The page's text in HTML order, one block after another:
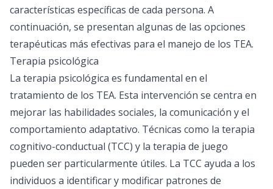
características específicas de cada persona. A
continuación, se presentan algunas de las opciones
terapéuticas más efectivas para el manejo de los TEA.
Terapia psicológica
La terapia psicológica es fundamental en el
tratamiento de los TEA. Esta intervención se centra en
mejorar las habilidades sociales, la comunicación y el
comportamiento adaptativo. Técnicas como la terapia
cognitivo-conductual (TCC) y la terapia de juego
pueden ser particularmente útiles. La TCC ayuda a los
individuos a identificar y modificar patrones de